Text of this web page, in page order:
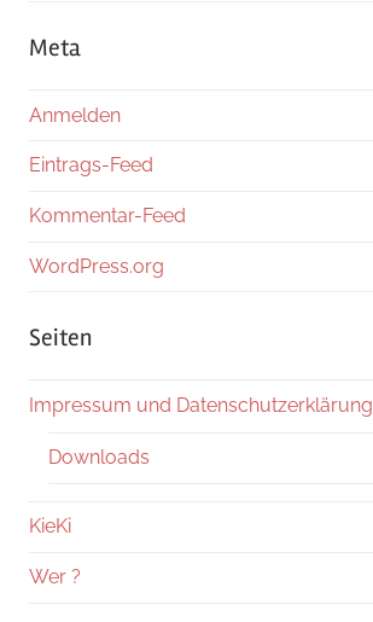
Meta
Anmelden
Eintrags-Feed
Kommentar-Feed
WordPress.org
Seiten
Impressum und Datenschutzerklärung
Downloads
KieKi
Wer ?